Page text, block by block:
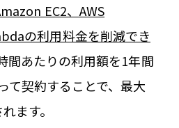
EC2、AWS
の利用料金を削減でき
間あたりの利用額を1年間
て契約することで、最大
ます。